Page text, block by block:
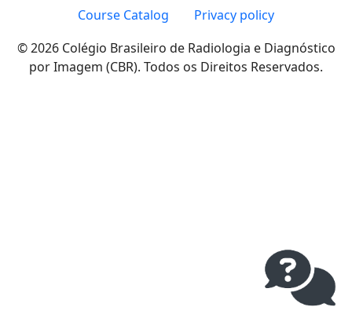
Course Catalog
Privacy policy
© 2026 Colégio Brasileiro de Radiologia e Diagnóstico
por Imagem (CBR). Todos os Direitos Reservados.